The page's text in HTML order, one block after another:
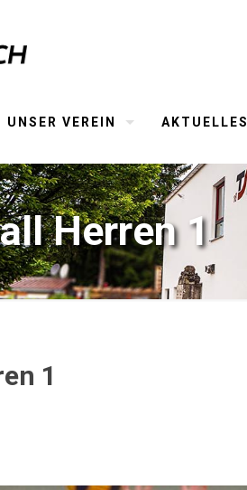
UNSER VEREIN AKTUELLES
Herren 1
1